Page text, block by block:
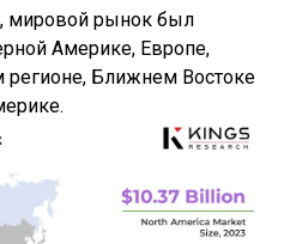
мировой рынок был
Америке, Европе,
регионе, Ближнем Востоке